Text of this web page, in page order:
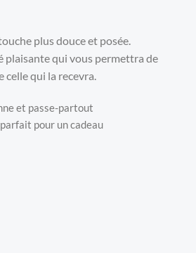
plus douce et posée.
plaisante qui vous permettra de
qui la recevra.
et passe-partout
pour un cadeau